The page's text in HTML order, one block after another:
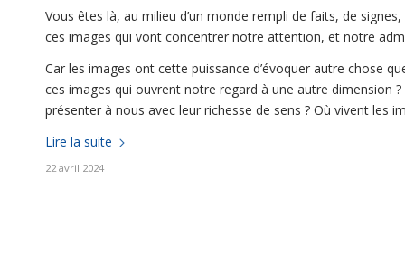
Vous êtes là, au milieu d’un monde rempli de faits, de
ces images qui vont concentrer notre attention, et notre
Car les images ont cette puissance d’évoquer autre chose
ces images qui ouvrent notre regard à une autre dimension
présenter à nous avec leur richesse de sens ? Où vivent les
Lire la suite
22 avril 2024